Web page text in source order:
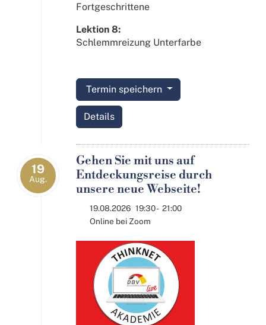
Fortgeschrittene
Lektion 8:
Schlemmreizung Unterfarbe
Termin speichern
Details
19
Aug.
Gehen Sie mit uns auf
Entdeckungsreise durch
unsere neue Webseite!
19.08.2026 19:30- 21:00
Online bei Zoom